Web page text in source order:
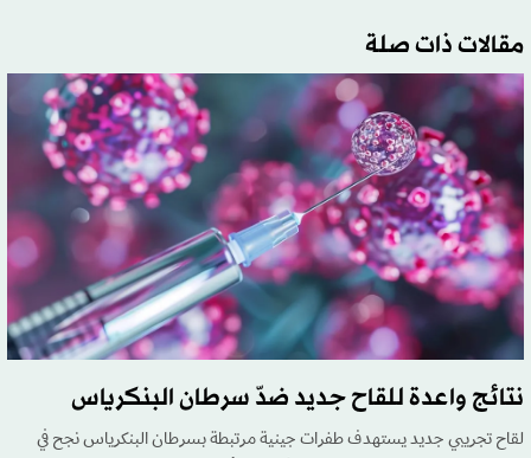
مقالات ذات صلة
نتائج واعدة للقاح جديد ضدّ سرطان البنكرياس
لقاح تجريبي جديد يستهدف طفرات جينية مرتبطة بسرطان البنكرياس نجح في